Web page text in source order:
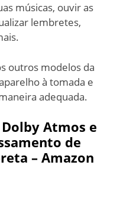
músicas, ouvir as
lembretes,
outros modelos da
à tomada e
adequada.
Atmos e
de
– Amazon